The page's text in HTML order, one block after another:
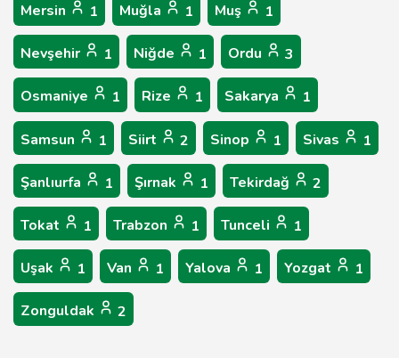
Mersin 1 Muğla 1 Muş 1
Nevşehir 1 Niğde 1 Ordu 3
Osmaniye 1 Rize 1 Sakarya 1
Samsun 1 Siirt 2 Sinop 1 Sivas 1
Şanlıurfa 1 Şırnak 1 Tekirdağ 2
Tokat 1 Trabzon 1 Tunceli 1
Uşak 1 Van 1 Yalova 1 Yozgat 1
Zonguldak 2